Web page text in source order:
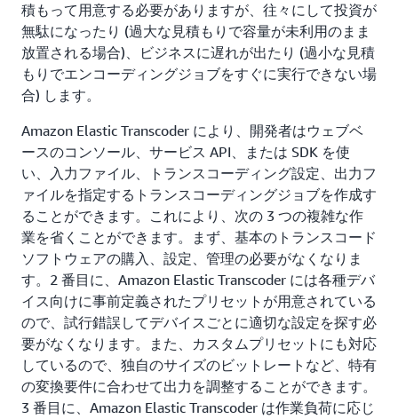
積もって用意する必要がありますが、往々にして投資が
無駄になったり (過大な見積もりで容量が未利用のまま
放置される場合)、ビジネスに遅れが出たり (過小な見積
もりでエンコーディングジョブをすぐに実行できない場
合) します。
Amazon Elastic Transcoder により、開発者はウェブベ
ースのコンソール、サービス API、または SDK を使
い、入力ファイル、トランスコーディング設定、出力フ
ァイルを指定するトランスコーディングジョブを作成す
ることができます。これにより、次の 3 つの複雑な作
業を省くことができます。まず、基本のトランスコード
ソフトウェアの購入、設定、管理の必要がなくなりま
す。2 番目に、Amazon Elastic Transcoder には各種デバ
イス向けに事前定義されたプリセットが用意されている
ので、試行錯誤してデバイスごとに適切な設定を探す必
要がなくなります。また、カスタムプリセットにも対応
しているので、独自のサイズのビットレートなど、特有
の変換要件に合わせて出力を調整することができます。
3 番目に、Amazon Elastic Transcoder は作業負荷に応じ